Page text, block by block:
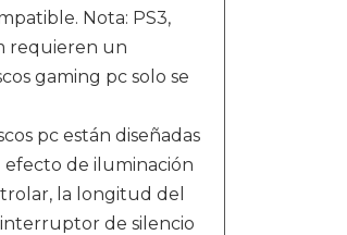
Nota: PS3,
requieren un
gaming pc solo se
pc están diseñadas
efecto de iluminación
la longitud del
de silencio